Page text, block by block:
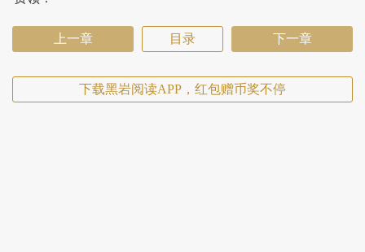
上一章 目录 下一章
下载黑岩阅读APP，红包赠币奖不停